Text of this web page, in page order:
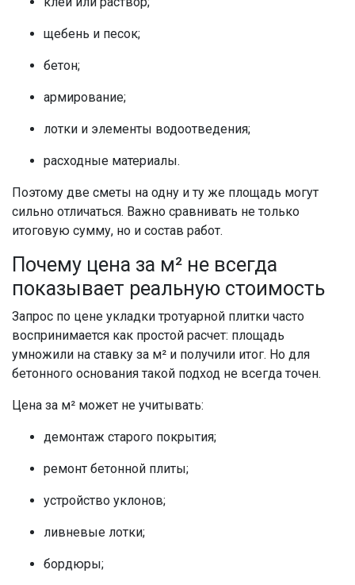
щебень и песок;
бетон;
армирование;
лотки и элементы водоотведения;
расходные материалы.
Поэтому две сметы на одну и ту же площадь могут
сильно отличаться. Важно сравнивать не только
итоговую сумму, но и состав работ.
Почему цена за м² не всегда
показывает реальную стоимость
Запрос по цене укладки тротуарной плитки часто
воспринимается как простой расчет: площадь
умножили на ставку за м² и получили итог. Но для
бетонного основания такой подход не всегда точен.
Цена за м² может не учитывать:
демонтаж старого покрытия;
ремонт бетонной плиты;
устройство уклонов;
ливневые лотки;
бордюры;